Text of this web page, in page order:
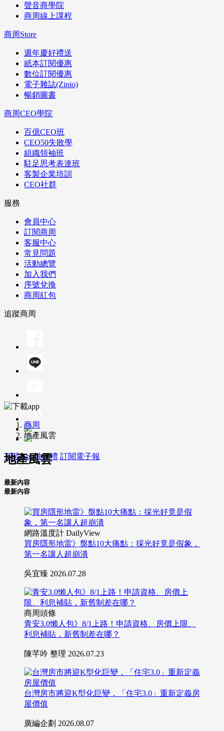
聲音商學院
商周線上課程
商周Store
週年慶好禮送
紙本訂閱優惠
數位訂閱優惠
電子雜誌(Zinio)
暢銷圖書
商周CEO學院
百億CEO班
CEO50失敗學
組織領袖班
駐足思考表達班
客製企業培訓
CEO社群
服務
會員中心
訂閱商周
客服中心
常見問題
活動總覽
加入我們
序號兌換
商周紅包
追蹤商周
下載App抽好禮 訂閱電子報
商周
地產風雲
地產風雲
最新內容
最新內容
網路溫度計 DailyView
買房隱形地雷》盤點10大痛點：採光好竟是假象，
第一名讓人超崩潰
吳宜臻 2026.07.28
商周頭條
青安3.0懶人包》8/1上路！申請資格、房價上限、
利息補貼，新舊制差在哪？
陳芊吟 整理 2026.07.23
台灣房市將迎K型化巨變，「住宅3.0」重新定義房
屋價值
廣編企劃 2026.08.07